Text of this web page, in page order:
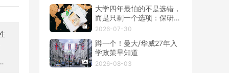
大学四年最怕的不是选错，
而是只剩一个选项：保研、
留学、就业该怎么提前布
2026-07-30
蹲一个！曼大/华威27年入
学政策早知道
2026-08-03